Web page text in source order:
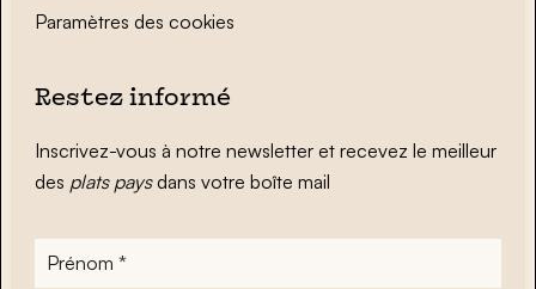
Paramètres des cookies
Restez informé
Inscrivez-vous à notre newsletter et recevez le meilleur
des plats paysdans votre boîte mail
Prénom